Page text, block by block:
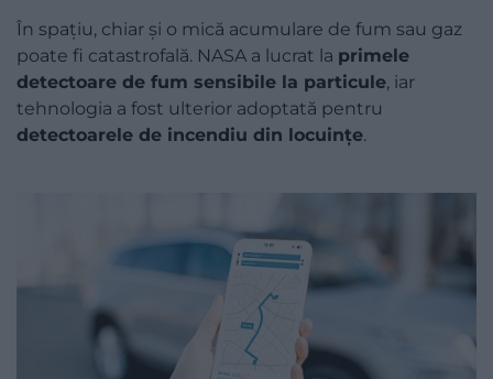
În spațiu, chiar și o mică acumulare de fum sau gaz
poate fi catastrofală. NASA a lucrat la primele
detectoare de fum sensibile la particule, iar
tehnologia a fost ulterior adoptată pentru
detectoarele de incendiu din locuințe.